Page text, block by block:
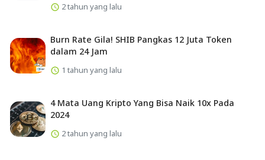
2 tahun yang lalu
Burn Rate Gila! SHIB Pangkas 12 Juta Token
dalam 24 Jam
1 tahun yang lalu
4 Mata Uang Kripto Yang Bisa Naik 10x Pada
2024
2 tahun yang lalu